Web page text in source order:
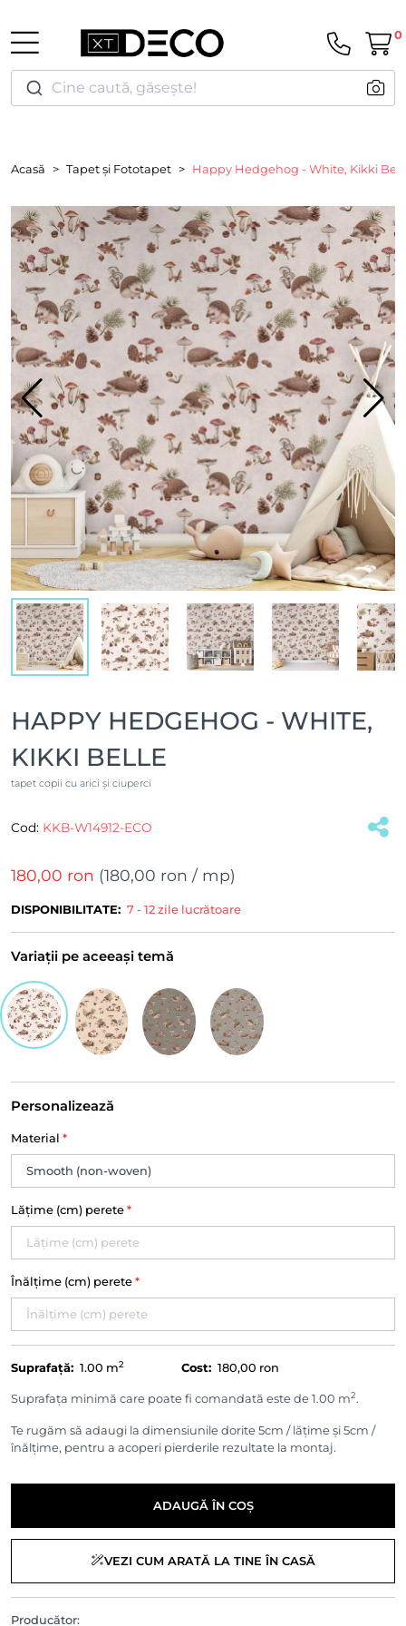
Cine caută, găsește!
0
Acasă Tapet și Fototapet Happy Hedgehog - White, Kikki
HAPPY HEDGEHOG - WHITE,
KIKKI BELLE
tapet copii cu arici și ciuperci
Cod: KKB-W14912-ECO
180,00 ron (180,00 ron / mp)
DISPONIBILITATE: 7 - 12 zile lucrătoare
Variații pe aceeași temă
Personalizează
Material *
Lățime (cm) perete *
Înălțime (cm) perete *
Suprafață: 1.00 m2 Cost: 180,00 ron
Suprafața minimă care poate fi comandată este de 1.00 m2.
Te rugăm să adaugi la dimensiunile dorite 5cm / lățime și 5cm /
înălțime, pentru a acoperi pierderile rezultate la montaj.
ADAUGĂ ÎN COȘ
VEZI CUM ARATĂ LA TINE ÎN CASĂ
Producător: